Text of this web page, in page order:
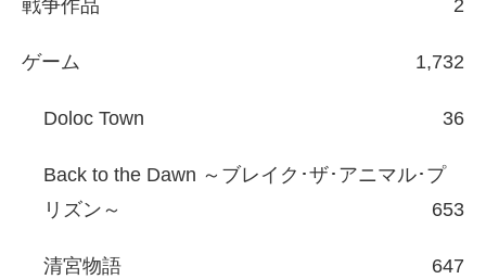
戦争作品 2
ゲーム 1,732
Doloc Town 36
Back to the Dawn ～ブレイク･ザ･アニマル･プ
リズン～
653
清宮物語 647